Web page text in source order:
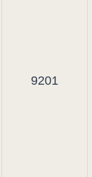
9201